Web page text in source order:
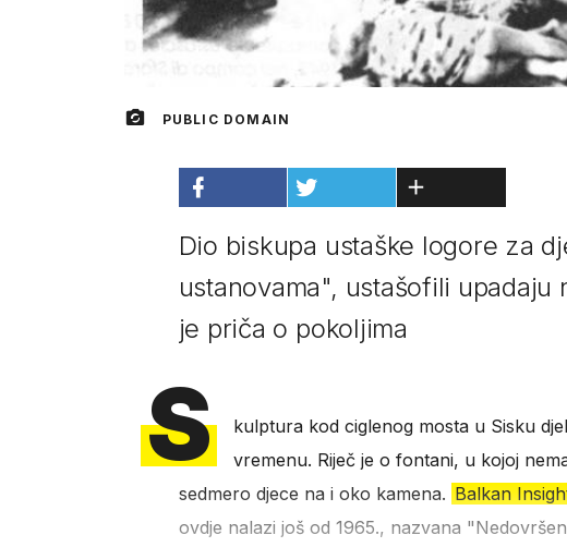
PUBLIC DOMAIN
Dio biskupa ustaške logore za
ustanovama", ustašofili upadaju
je priča o pokoljima
S
kulptura kod ciglenog mosta u Sisku
vremenu. Riječ je o fontani, u kojoj
sedmero djece na i oko kamena. Balkan
ovdje nalazi još od 1965., nazvana